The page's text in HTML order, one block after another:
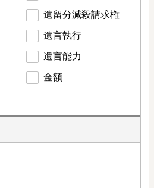
遺留分減殺請求権
遺言執行
遺言能力
金額